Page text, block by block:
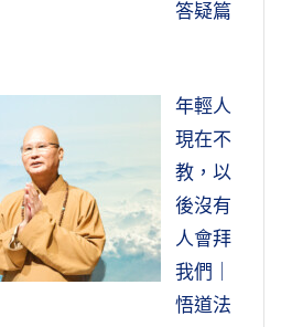
答疑篇
年輕人
現在不
教，以
後沒有
人會拜
我們｜
悟道法